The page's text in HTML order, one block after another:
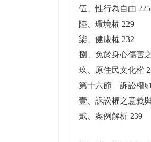
伍、性行為自由 225
陸、環境權 229
柒、健康權 232
捌、免於身心傷害
玖、原住民文化權
第十六節 訴訟權
壹、訴訟權之意義
貳、案例解析 239